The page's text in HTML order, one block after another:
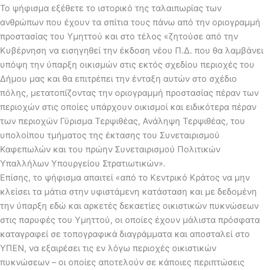
Το ψήφισμα εξέθετε το ιστορικό της ταλαιπωρίας των
ανθρώπων που έχουν τα σπίτια τους πάνω από την οριογραμμή
προστασίας του Υμηττού και στο τέλος «ζητούσε από την
Κυβέρνηση να εισηγηθεί την έκδοση νέου Π.Δ. που θα λαμβάνει
υπόψη την ύπαρξη οικισμών στις εκτός σχεδίου περιοχές του
Δήμου μας και θα επιτρέπει την ένταξη αυτών στο σχέδιο
πόλης, μετατοπίζοντας την οριογραμμή προστασίας πέραν των
περιοχών στις οποίες υπάρχουν οικισμοί και ειδικότερα πέραν
των περιοχών Γύρισμα Τερψιθέας, Ανάληψη Τερψιθέας, του
υπολοίπου τμήματος της έκτασης του Συνεταιρισμού
Καφεπωλών και του πρώην Συνεταιρισμού Πολιτικών
Υπαλλήλων Υπουργείου Στρατιωτικών».
Επίσης, το ψήφισμα απαιτεί «από το Κεντρικό Κράτος να μην
κλείσει τα μάτια στην υφιστάμενη κατάσταση και με δεδομένη
την ύπαρξη εδώ και αρκετές δεκαετίες οικιστικών πυκνώσεων
στις παρυφές του Υμηττού, οι οποίες έχουν μάλιστα πρόσφατα
καταγραφεί σε τοπογραφικά διαγράμματα και αποσταλεί στο
ΥΠΕΝ, να εξαιρέσει τις εν λόγω περιοχές οικιστικών
πυκνώσεων – οι οποίες αποτελούν σε κάποιες περιπτώσεις